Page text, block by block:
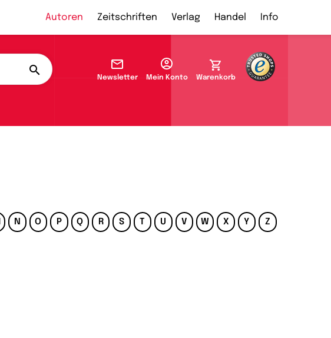
Autoren Zeitschriften Verlag Handel Info
Newsletter Mein Konto Warenkorb
N O P Q R S T U V W X Y Z